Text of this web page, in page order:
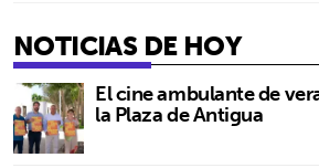
NOTICIAS DE HOY
El cine ambulante de
la Plaza de Antigua